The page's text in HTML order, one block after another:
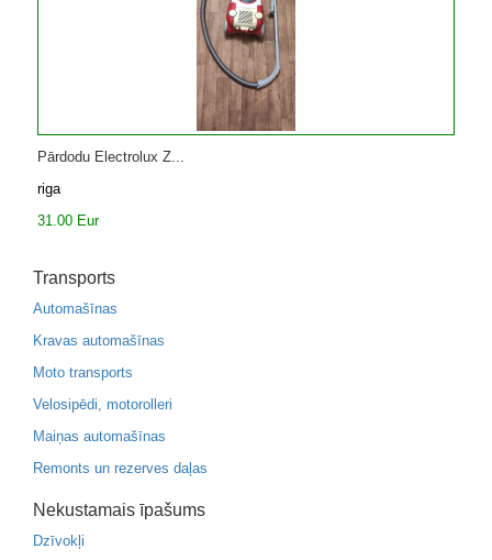
Pārdodu Electrolux Z...
riga
31.00 Eur
Transports
Automašīnas
Kravas automašīnas
Moto transports
Velosipēdi, motorolleri
Maiņas automašīnas
Remonts un rezerves daļas
Nekustamais īpašums
Dzīvokļi